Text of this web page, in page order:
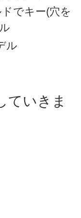
でキー(穴を
ル
ていきま